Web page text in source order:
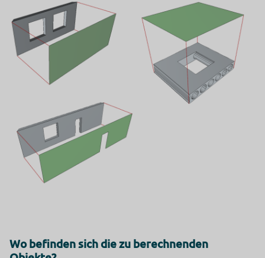
Wo befinden sich die zu berechnenden